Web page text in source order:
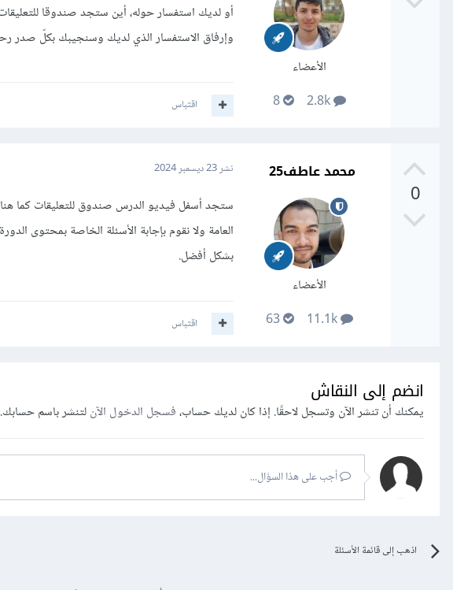
الأعضاء
2.8k
8
أو لديك استفسار حوله، أين ستجد صندوقا
وإرفاق الاستفسار الذي لديك وسنجيبك بكلّ صدر
اقتباس
0
محمد عاطف25
الأعضاء
11.1k
63
نشر23 ديسمبر 2024
ستجد أسفل فيديو الدرس صندوق للتعليقات كما
العامة ولا نقوم بإجابة الأسئلة الخاصة بمحتوى
بشكل أفضل.
اقتباس
انضم إلى النقاش
يمكنك أن تنشر الآن وتسجل لاحقًا. إذا كان لديك حساب،فسجل الدخول الآنلتنشر باسم حسابك.
أجب على هذا السؤال...
اذهب إلى قائمة الأسئلة